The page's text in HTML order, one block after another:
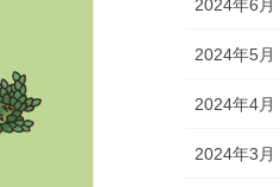
2024年6月
2024年5月
2024年4月
2024年3月